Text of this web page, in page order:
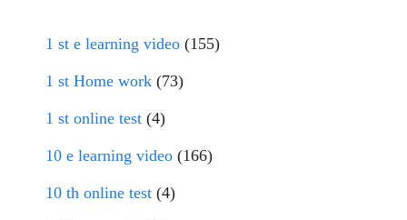
1 st e learning video (155)
1 st Home work (73)
1 st online test (4)
10 e learning video (166)
10 th online test (4)